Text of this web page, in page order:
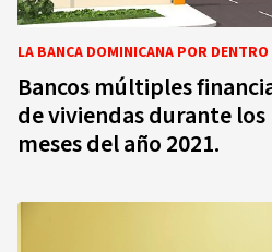
LA BANCA DOMINICANA POR DENTRO
Bancos múltiples
de viviendas durante
meses del año 2021.